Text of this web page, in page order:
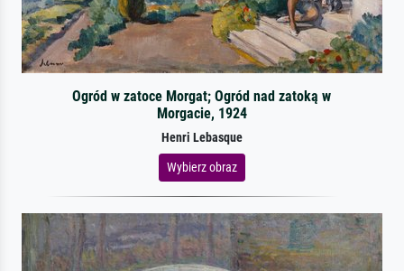
Ogród w zatoce Morgat; Ogród nad zatoką w
Morgacie, 1924
Henri Lebasque
Wybierz obraz